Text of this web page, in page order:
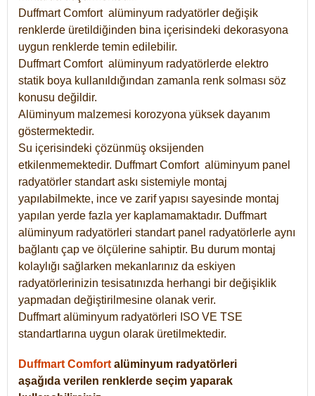
Duffmart Comfort alüminyum radyatörler değişik
renklerde üretildiğinden bina içerisindeki dekorasyona
uygun renklerde temin edilebilir.
DuffmartComfort alüminyum radyatörlerde elektro
statik boya kullanıldığından zamanla renk solması söz
konusu değildir.
Alüminyum malzemesi korozyona yüksek dayanım
göstermektedir.
Su içerisindeki çözünmüş oksijenden
etkilenmemektedir. DuffmartComfort alüminyum panel
radyatörler standart askı sistemiyle montaj
yapılabilmekte, ince ve zarif yapısı sayesinde montaj
yapılan yerde fazla yer kaplamamaktadır. Duffmart
alüminyum radyatörleri standart panel radyatörlerle aynı
bağlantı çap ve ölçülerine sahiptir. Bu durum montaj
kolaylığı sağlarken mekanlarınız da eskiyen
radyatörlerinizin tesisatınızda herhangi bir değişiklik
yapmadan değiştirilmesine olanak verir.
Duffmart alüminyum radyatörleri ISO VE TSE
standartlarına uygun olarak üretilmektedir.
Duffmart Comfort alüminyum radyatörleri
aşağıda verilen renklerde seçim yaparak